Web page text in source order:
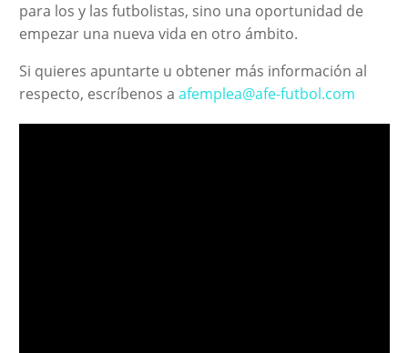
para los y las futbolistas, sino una oportunidad de
empezar una nueva vida en otro ámbito.
Si quieres apuntarte u obtener más información al
respecto, escríbenos a afemplea@afe-futbol.com